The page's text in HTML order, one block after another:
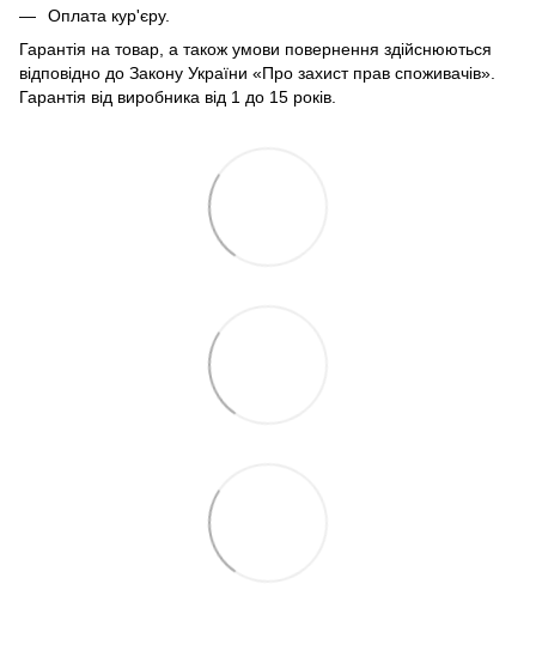
Оплата кур'єру.
Гарантія на товар, а також умови повернення здійснюються
відповідно до Закону України «Про захист прав споживачів».
Гарантія від виробника від 1 до 15 років.